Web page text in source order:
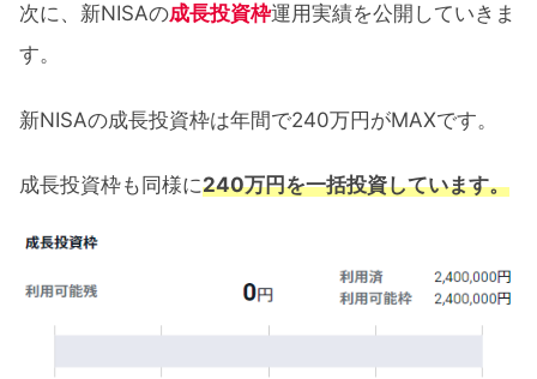
次に、新NISAの成長投資枠運用実績を公開していきま
す。
新NISAの成長投資枠は年間で240万円がMAXです。
成長投資枠も同様に240万円を一括投資しています。